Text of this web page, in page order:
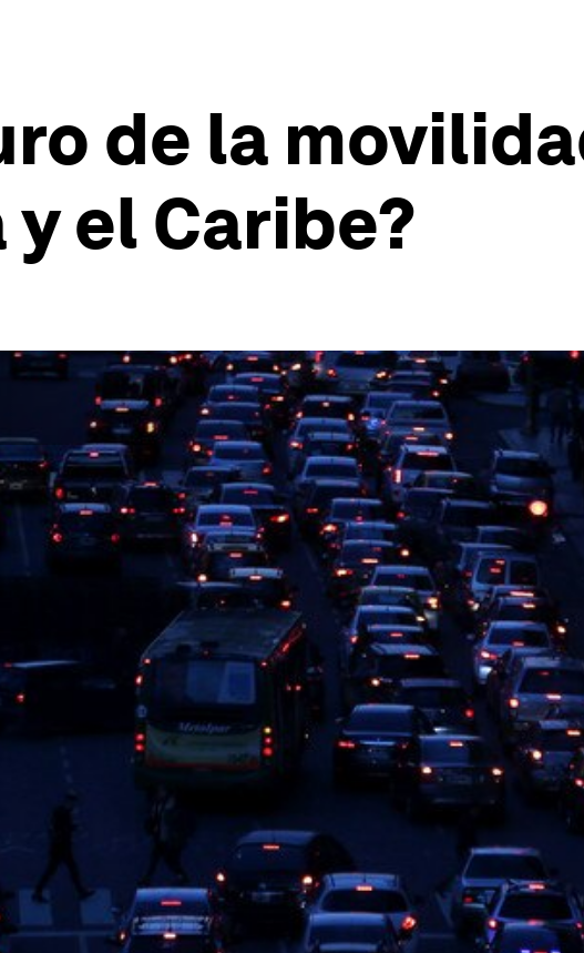
de la
el Caribe?